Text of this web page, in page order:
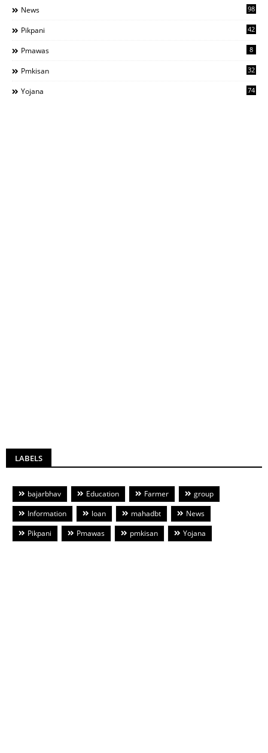
News 98
Pikpani 42
Pmawas 8
Pmkisan 32
Yojana 74
LABELS
bajarbhav Education Farmer
group
Information
loan mahadbt
News
Pikpani
Pmawas pmkisan Yojana